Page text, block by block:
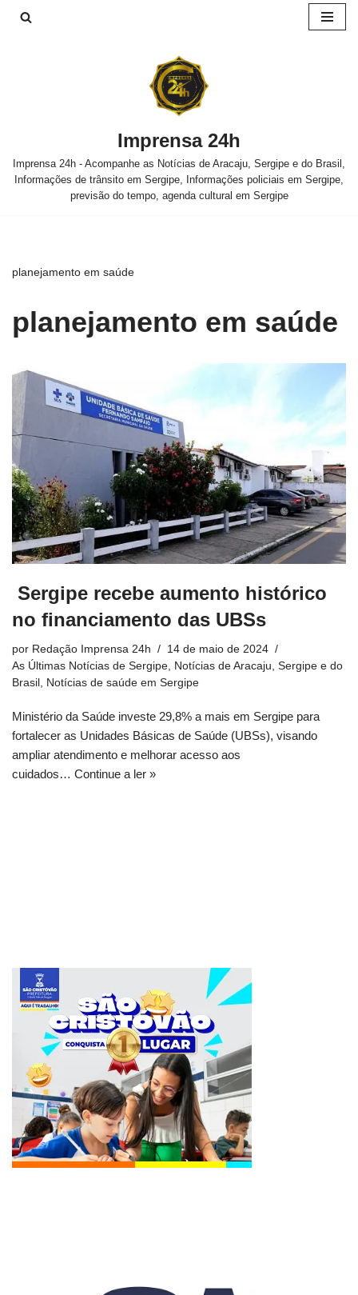
Imprensa 24h
Imprensa 24h - Acompanhe as Notícias de Aracaju, Sergipe e do Brasil,
Informações de trânsito em Sergipe, Informações policiais em Sergipe,
previsão do tempo, agenda cultural em Sergipe
planejamento em saúde
planejamento em saúde
Sergipe recebe aumento histórico
no financiamento das UBSs
por Redação Imprensa 24h
14 de maio de 2024
As Últimas Notícias de Sergipe, Notícias de Aracaju, Sergipe e do
Brasil , Notícias de saúde em Sergipe
Ministério da Saúde investe 29,8% a mais em Sergipe para
fortalecer as Unidades Básicas de Saúde (UBSs), visando
ampliar atendimento e melhorar acesso aos
cuidados… Continue a ler »